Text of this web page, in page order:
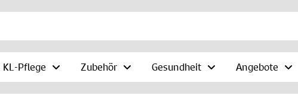
KL-Pflege Zubehör Gesundheit Angebote